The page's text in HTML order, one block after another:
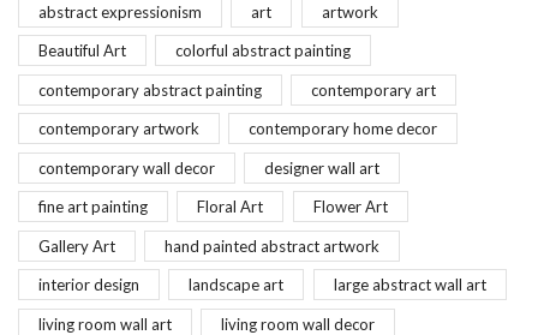
abstract expressionism art artwork
Beautiful Art colorful abstract painting
contemporary abstract painting contemporary art
contemporary artwork contemporary home decor
contemporary wall decor designer wall art
fine art painting Floral Art Flower Art
Gallery Art hand painted abstract artwork
interior design landscape art large abstract wall art
living room wall art living room wall decor